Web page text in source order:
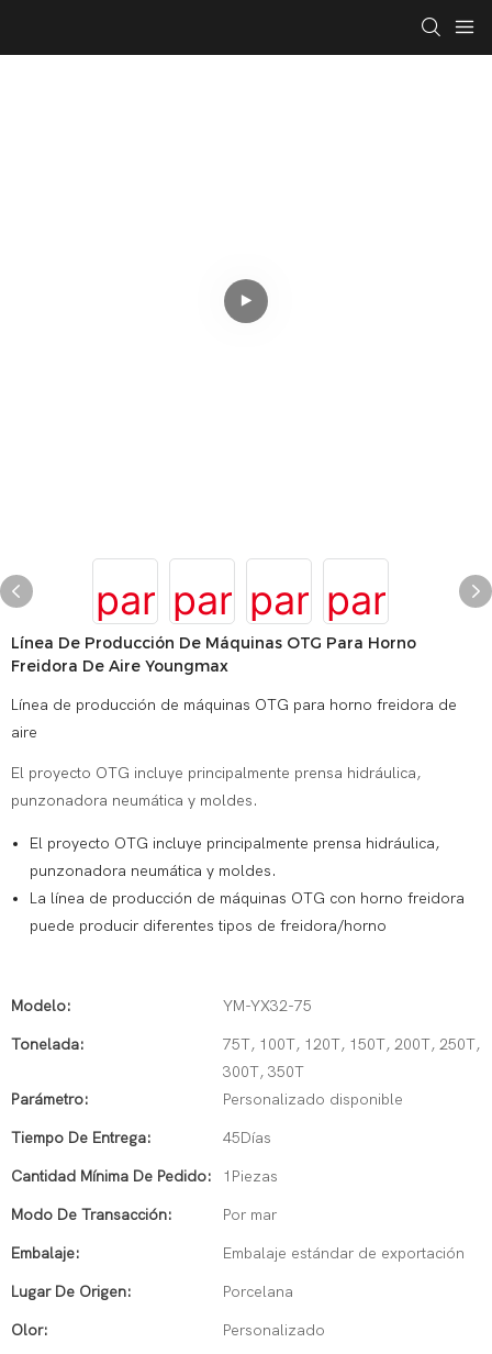
Línea De Producción De Máquinas OTG Para Horno
Freidora De Aire Youngmax
Línea de producción de máquinas OTG para horno freidora de
aire
El proyecto OTG incluye principalmente prensa hidráulica,
punzonadora neumática y moldes.
El proyecto OTG incluye principalmente prensa hidráulica,
punzonadora neumática y moldes.
La línea de producción de máquinas OTG con horno freidora
puede producir diferentes tipos de freidora/horno
Modelo: YM-YX32-75
Tonelada:
75T, 100T, 120T, 150T, 200T, 250T,
300T, 350T
Parámetro:
Personalizado disponible
Tiempo De Entrega: 45Días
Cantidad Mínima De Pedido: 1Piezas
Modo De Transacción: Por mar
Embalaje: Embalaje estándar de exportación
Lugar De Origen: Porcelana
Olor: Personalizado